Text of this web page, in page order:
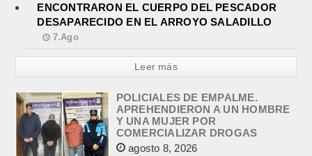
ENCONTRARON EL CUERPO DEL PESCADOR
DESAPARECIDO EN EL ARROYO SALADILLO
7.Ago
Leer más
POLICIALES DE EMPALME.
APREHENDIERON A UN HOMBRE
Y UNA MUJER POR
COMERCIALIZAR DROGAS
agosto 8, 2026